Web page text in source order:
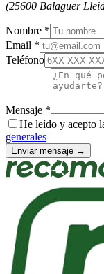
(25600 Balaguer
Nombre *
Email *
Teléfono
Mensaje *
He leído y acepto
generales
Enviar mensaje →